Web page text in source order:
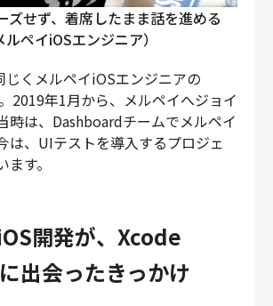
ズせず、着席したまま話を進める
ペイiOSエンジニア）
じくメルペイiOSエンジニアの
2019年1月から、メルペイへジョイ
時は、Dashboardチームでメルペイ
は、UIテストを導入するプロジェ
す。
開発が、Xcode
出会ったきっかけ